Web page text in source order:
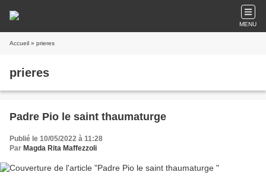
MENU
Accueil » prieres
prieres
Padre Pio le saint thaumaturge
Publié le 10/05/2022 à 11:28
Par Magda Rita Maffezzoli